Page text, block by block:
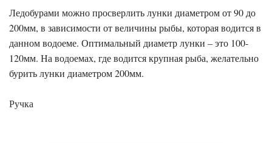
Ледобурами можно просверлить лунки диаметром от 90 до
200мм, в зависимости от величины рыбы, которая водится в
данном водоеме. Оптимальный диаметр лунки – это 100-
120мм. На водоемах, где водится крупная рыба, желательно
бурить лунки диаметром 200мм.
Ручка